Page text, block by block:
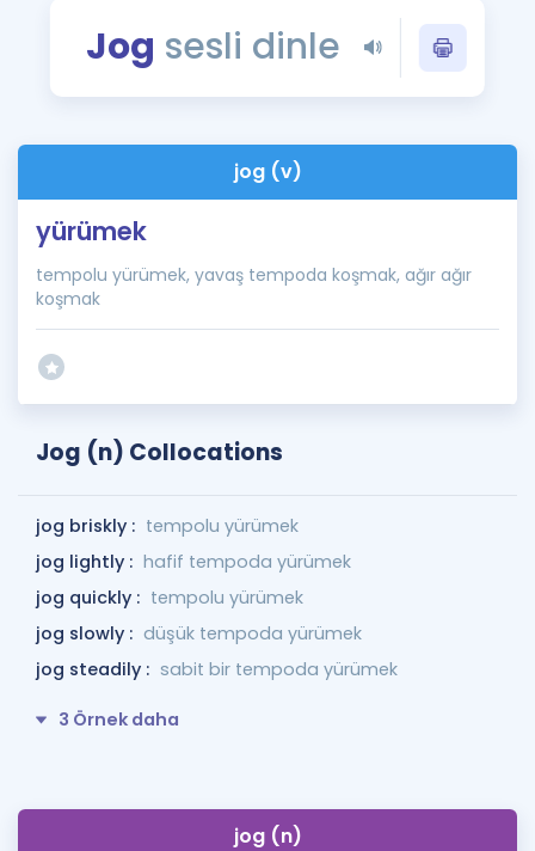
Rehberlik Aracı
Blog
İngilizce Gramer
Jog sesli dinle
jog (v)
yürümek
tempolu yürümek, yavaş tempoda koşmak, ağır ağır
koşmak
Jog (n) Collocations
jog briskly : tempolu yürümek
jog lightly : hafif tempoda yürümek
jog quickly : tempolu yürümek
jog slowly : düşük tempoda yürümek
jog steadily : sabit bir tempoda yürümek
3 Örnek daha
jog (n)